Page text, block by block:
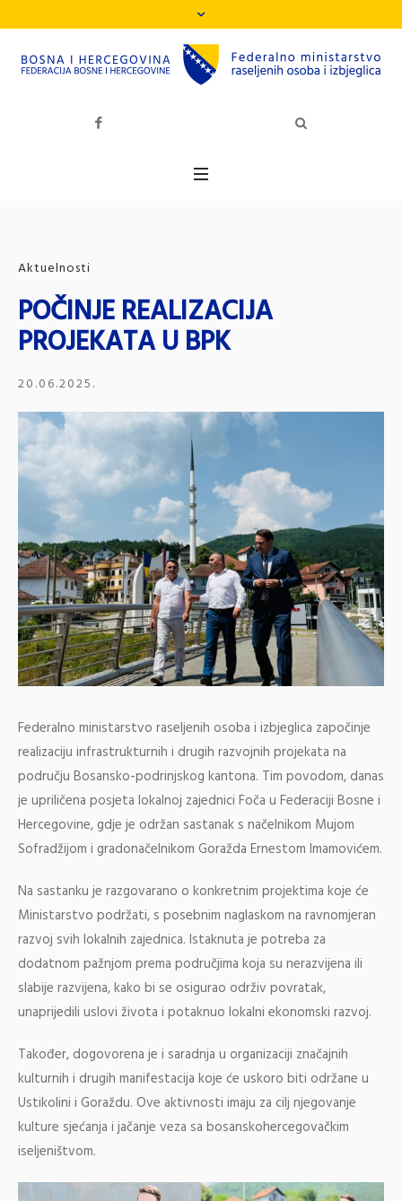
Aktuelnosti
POČINJE REALIZACIJA
PROJEKATA U BPK
20.06.2025.
Federalno ministarstvo raseljenih osoba i izbjeglica započinje
realizaciju infrastrukturnih i drugih razvojnih projekata na
području Bosansko-podrinjskog kantona. Tim povodom, danas
je upriličena posjeta lokalnoj zajednici Foča u Federaciji Bosne i
Hercegovine, gdje je održan sastanak s načelnikom Mujom
Sofradžijom i gradonačelnikom Goražda Ernestom Imamovićem.
Na sastanku je razgovarano o konkretnim projektima koje će
Ministarstvo podržati, s posebnim naglaskom na ravnomjeran
razvoj svih lokalnih zajednica. Istaknuta je potreba za
dodatnom pažnjom prema područjima koja su nerazvijena ili
slabije razvijena, kako bi se osigurao održiv povratak,
unaprijedili uslovi života i potaknuo lokalni ekonomski razvoj.
Također, dogovorena je i saradnja u organizaciji značajnih
kulturnih i drugih manifestacija koje će uskoro biti održane u
Ustikolini i Goraždu. Ove aktivnosti imaju za cilj njegovanje
kulture sjećanja i jačanje veza sa bosanskohercegovačkim
iseljeništvom.